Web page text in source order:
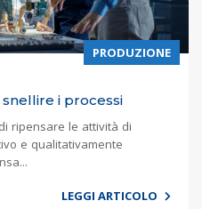
PRODUZIONE
i processi
ripensare le attività di
e qualitativamente
LEGGI ARTICOLO